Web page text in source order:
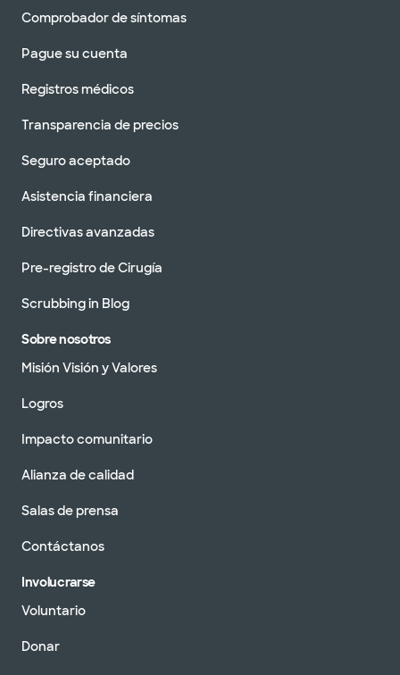
Comprobador de síntomas
Pague su cuenta
Registros médicos
Transparencia de precios
Seguro aceptado
Asistencia financiera
Directivas avanzadas
Pre-registro de Cirugía
Scrubbing in Blog
Sobre nosotros
Misión Visión y Valores
Logros
Impacto comunitario
Alianza de calidad
Salas de prensa
Contáctanos
Involucrarse
Voluntario
Donar